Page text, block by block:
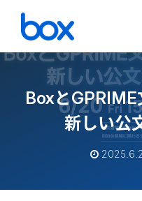
Boxと
新しい公